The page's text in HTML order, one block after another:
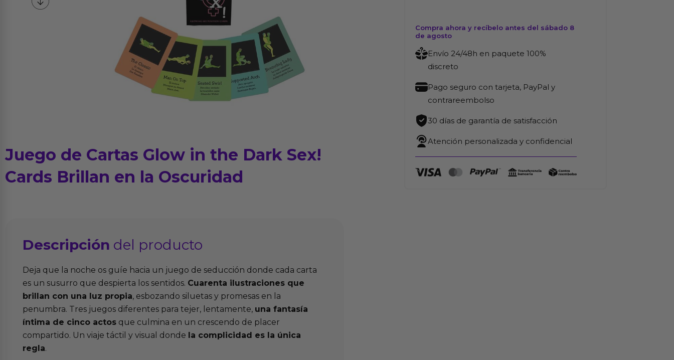
Juego de Cartas Glow in the Dark Sex!
Cards Brillan en la Oscuridad
Descripción del producto
Deja que la noche os guíe hacia un juego de seducción donde cada carta
es un susurro que despierta los sentidos. Cuarenta ilustraciones que
brillan con una luz propia, esbozando siluetas y promesas en la
penumbra. Tres juegos diferentes para tejer, lentamente, una fantasía
íntima de cinco actos que culmina en un crescendo de placer
compartido. Un viaje táctil y visual donde la complicidad es la única
regla.
Compra ahora y recíbelo antes del sábado 8
de agosto
Envío 24/48h en paquete 100%
discreto
Pago seguro con tarjeta, PayPal y
contrareembolso
30 días de garantía de satisfacción
Atención personalizada y confidencial